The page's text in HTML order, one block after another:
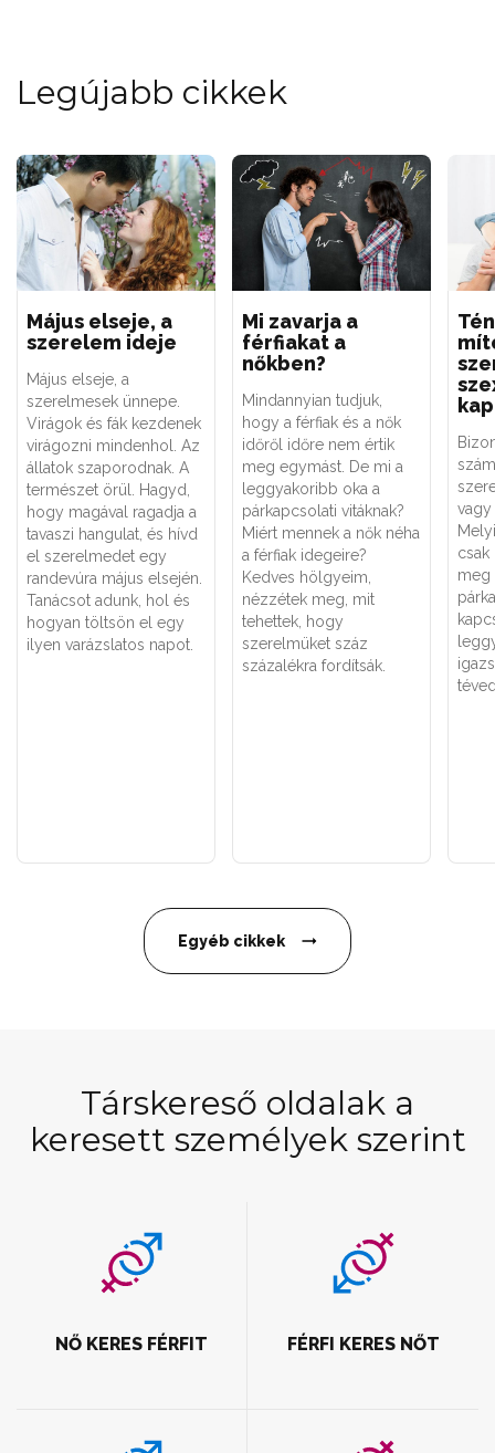
Legújabb cikkek
Május elseje, a
szerelem ideje
Május elseje, a
szerelmesek ünnepe.
Virágok és fák kezdenek
virágozni mindenhol. Az
állatok szaporodnak. A
természet örül. Hagyd,
hogy magával ragadja a
tavaszi hangulat, és hívd
el szerelmedet egy
randevúra május elsején.
Tanácsot adunk, hol és
hogyan töltsön el egy
ilyen varázslatos napot.
Mi zavarja a
férfiakat a
nőkben?
Mindannyian tudjuk,
hogy a férfiak és a nők
időről időre nem értik
meg egymást. De mi a
leggyakoribb oka a
párkapcsolati vitáknak?
Miért mennek a nők néha
a férfiak idegeire?
Kedves hölgyeim,
nézzétek meg, mit
tehettek, hogy
szerelmüket száz
százalékra fordítsák.
vagy
csak
meg
Egyéb cikkek
Társkereső oldalak a
keresett személyek szerint
NŐ KERES FÉRFIT FÉRFI KERES NŐT